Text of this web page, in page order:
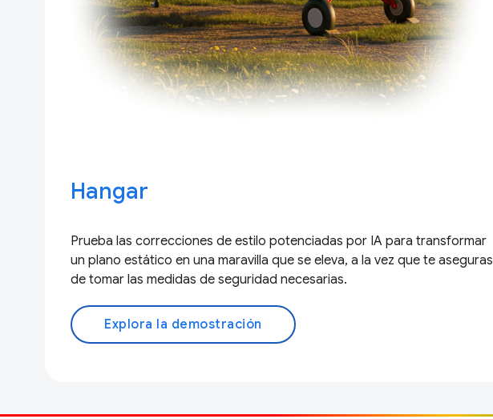
Hangar
Prueba las correcciones de estilo potenciadas por IA para transformar
un plano estático en una maravilla que se eleva, a la vez que te aseguras
de tomar las medidas de seguridad necesarias.
Explora la demostración